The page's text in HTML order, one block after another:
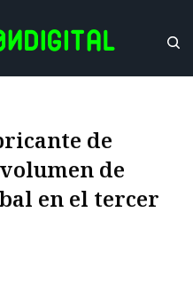
de
de
en el tercer